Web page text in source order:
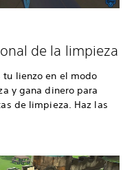
de la limpieza
tu lienzo en el modo
y gana dinero para
de limpieza. Haz las